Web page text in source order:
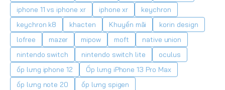
iphone 11 vs iphone xr
iphone xr
keychron
keychron k8
khacten Khuyến mãi
korin design
lofree
mazer mipow moft
native union
nintendo switch
nintendo switch lite
oculus
ốp lưng iphone 12
Ốp lưng iPhone 13 Pro Max
ốp lưng note 20
ốp lưng spigen